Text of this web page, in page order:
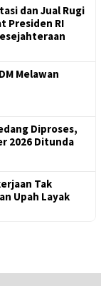
dan Jual Rugi
Presiden RI
Melawan
Diproses,
2026 Ditunda
Tak
Upah Layak